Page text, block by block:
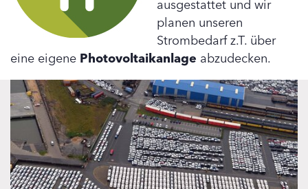
planen unseren
Strombedarf z.T. über
eine eigene Photovoltaikanlage abzudecken.